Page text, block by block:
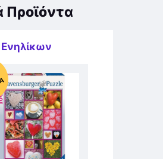
Προϊόντα
Ενηλίκων